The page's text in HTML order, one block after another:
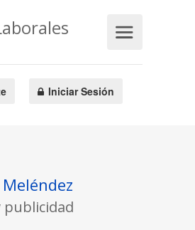
Iniciar Sesión
publicidad